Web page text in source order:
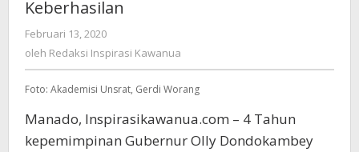
Keberhasilan
Februari 13, 2020
Redaksi
oleh Redaksi Inspirasi Kawanua
Foto: Akademisi Unsrat, Gerdi Worang
Manado, Inspirasikawanua.com – 4 Tahun
kepemimpinan Gubernur Olly Dondokambey